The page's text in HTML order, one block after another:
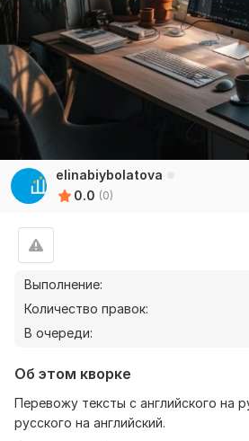
elinabiybolatova
0.0 (0)
Выполнение:
Количество правок:
В очереди:
Об этом кворке
Перевожу тексты с английского на
русского на английский.